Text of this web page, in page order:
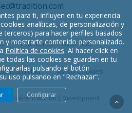
Política de Privacidad
Aviso Cookies
Tradition | Development
para ti, influyen en tu experiencia
analíticas, de personalización y
terceros) para hacer perfiles basados
y mostrarte contenido personalizado.
Política de cookies. Al hacer click en
todas las cookies se guarden en tu
pulsando el botón
uso pulsando en "Rechazar".
Configurar